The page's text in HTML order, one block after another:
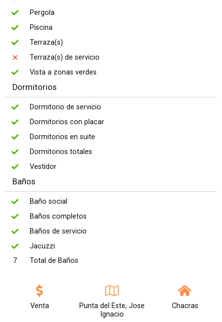
Venta
Punta del Este, Jose
Ignacio
Chacras
Pergola
Piscina
Terraza(s)
Terraza(s) de servicio
Vista a zonas verdes
Dormitorios
Dormitorio de servicio
Dormitorios con placar
Dormitorios en suite
Dormitorios totales
Vestidor
Baños
Baño social
Baños completos
Baños de servicio
Jacuzzi
7
Total de Baños